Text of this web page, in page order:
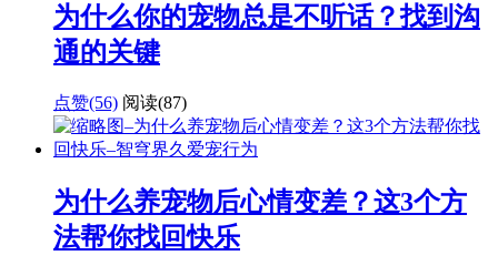
为什么你的宠物总是不听话？找到沟
通的关键
点赞(56) 阅读(87)
为什么养宠物后心情变差？这3个方
法帮你找回快乐